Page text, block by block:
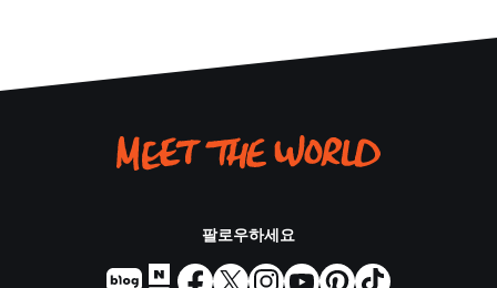
팔로우하세요